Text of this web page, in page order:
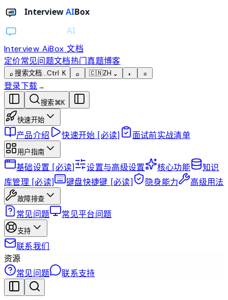
Interview AiBox 文档
定价常见问题文档热门真题博客
⌕ 搜索文档...Ctrl K ⌕ 🇨🇳ZH ⌄ ◐ ≡
登录下载 →
搜索⌘K
快速开始
产品介绍 快速开始 [必读] 面试前实战清单
用户指南
基础设置 [必读] 设置与高级设置 核心功能
知识
库管理 [必读]
键盘快捷键 [必读] 隐身能力 高级用法
故障排查
常见问题 常见平台问题
支持
联系我们
资源
常见问题
联系支持